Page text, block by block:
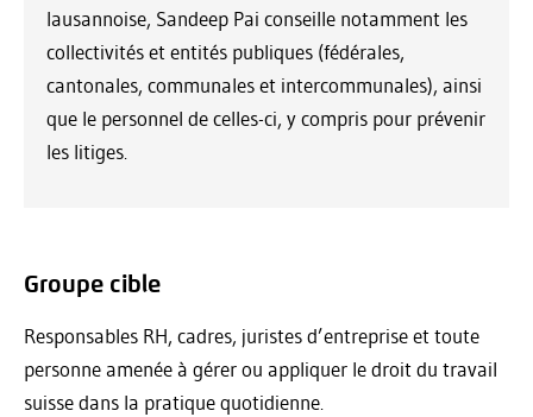
lausannoise, Sandeep Pai conseille notamment les
collectivités et entités publiques (fédérales,
cantonales, communales et intercommunales), ainsi
que le personnel de celles-ci, y compris pour prévenir
les litiges.
Groupe cible
Responsables RH, cadres, juristes d’entreprise et toute
personne amenée à gérer ou appliquer le droit du travail
suisse dans la pratique quotidienne.